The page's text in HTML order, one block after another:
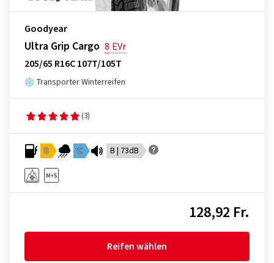
Goodyear
Ultra Grip Cargo 8 EVr
205/65 R16C 107T/105T
Transporter Winterreifen
(3)
D C B | 73dB
128,92 Fr.
Reifen wählen